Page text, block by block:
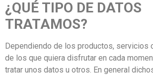
¿QUÉ TIPO DE DATOS
TRATAMOS?
Dependiendo de los productos, servicios
de los que quiera disfrutar en cada
tratar unos datos u otros. En general